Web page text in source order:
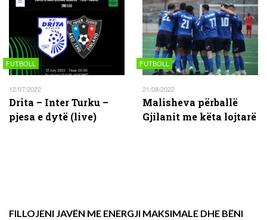
FUTBOLL
12/07/2022
Drita – Inter Turku –
pjesa e dytë (live)
FUTBOLL
21/08/2022
Malisheva përballë
Gjilanit me këta lojtarë
FILLOJENI JAVËN ME ENERGJI MAKSIMALE DHE BËNI